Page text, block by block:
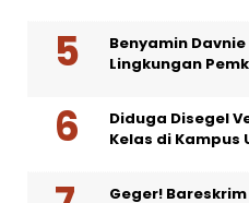
Benyamin
Lingkungan
Diduga Disegel
Kelas di Kampus
Geger!